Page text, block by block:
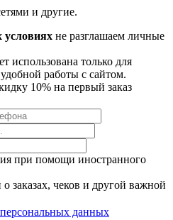
и другие.
условиях не разглашаем личные
использована только для
работы с сайтом.
10% на первый заказ
при помощи иностранного
заказах, чеков и другой важной
данных